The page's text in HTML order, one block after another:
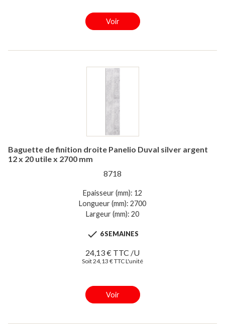
Voir
Baguette de finition droite Panelio Duval silver argent
12 x 20 utile x 2700 mm
8718
Epaisseur (mm): 12
Longueur (mm): 2700
Largeur (mm): 20
 6 SEMAINES
24,13 € TTC /U
Soit 24,13 € TTC L'unité
Voir